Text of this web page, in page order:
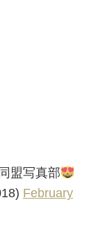
盟写真部
February